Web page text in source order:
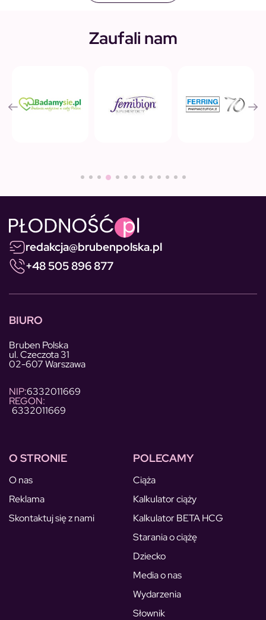
Zaufali nam
redakcja@brubenpolska.pl
+48 505 896 877
BIURO
Bruben Polska
ul. Czeczota 31
02-607 Warszawa
NIP:6332011669
REGON:
6332011669
O STRONIE
O nas
Reklama
Skontaktuj się z nami
POLECAMY
Ciąża
Kalkulator ciąży
Kalkulator BETA HCG
Starania o ciążę
Dziecko
Media o nas
Wydarzenia
Słownik